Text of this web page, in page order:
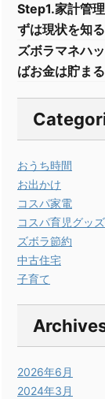
Step1.家計管
ずは現状を知る
ズボラマネハ
ばお金は貯まる
おうち時間
お出かけ
コスパ家電
コスパ育児グッズ
ズボラ節約
中古住宅
子育て
2026年6月
2024年3月